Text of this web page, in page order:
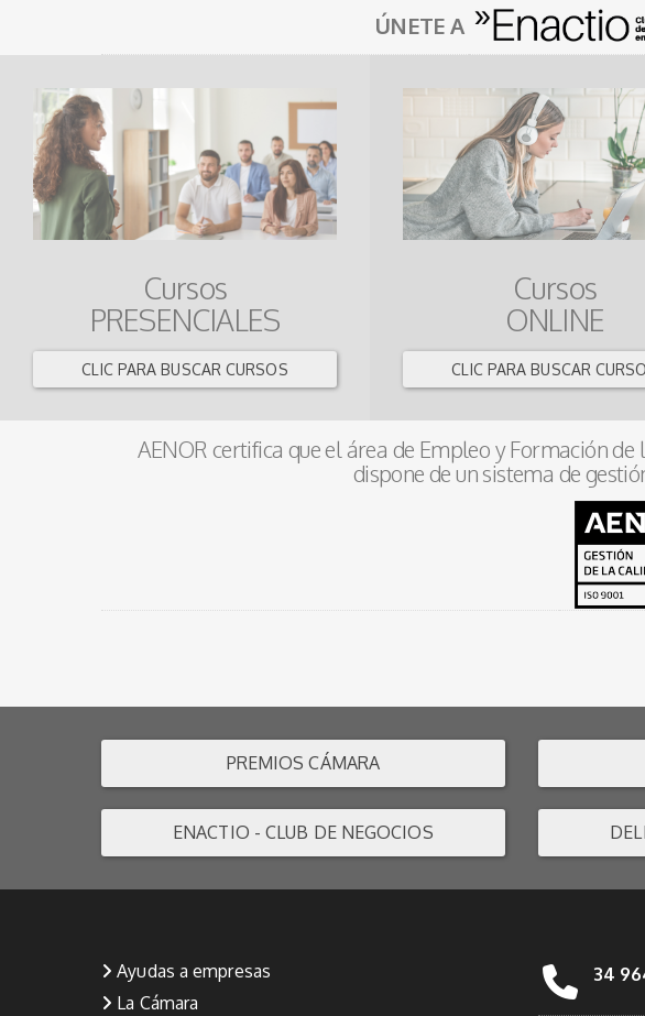
ÚNETE A
Cursos
PRESENCIALES
CLIC PARA BUSCAR CURSOS
Cursos
ONLINE
CLIC PARA BUSCAR
AENOR certifica que el área de Empleo y Formación
dispone de un sistema de
PREMIOS CÁMARA
ENACTIO - CLUB DE NEGOCIOS
Ayudas a empresas
La Cámara
34